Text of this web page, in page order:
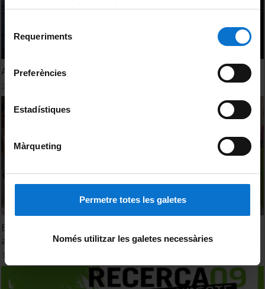
adequant-la en funció dels vostres hàbits de navegació).
consultar laPolítica de galetes del lloc web de la
Requeriments
Preferències
Estadístiques
Màrqueting
Permetre totes les galetes
Només utilitzar les galetes necessàries
Adivina cuál es tu avatar musical
Entenent els nostres orígens: on eren els teus
avantpassats fa 200.000 anys?